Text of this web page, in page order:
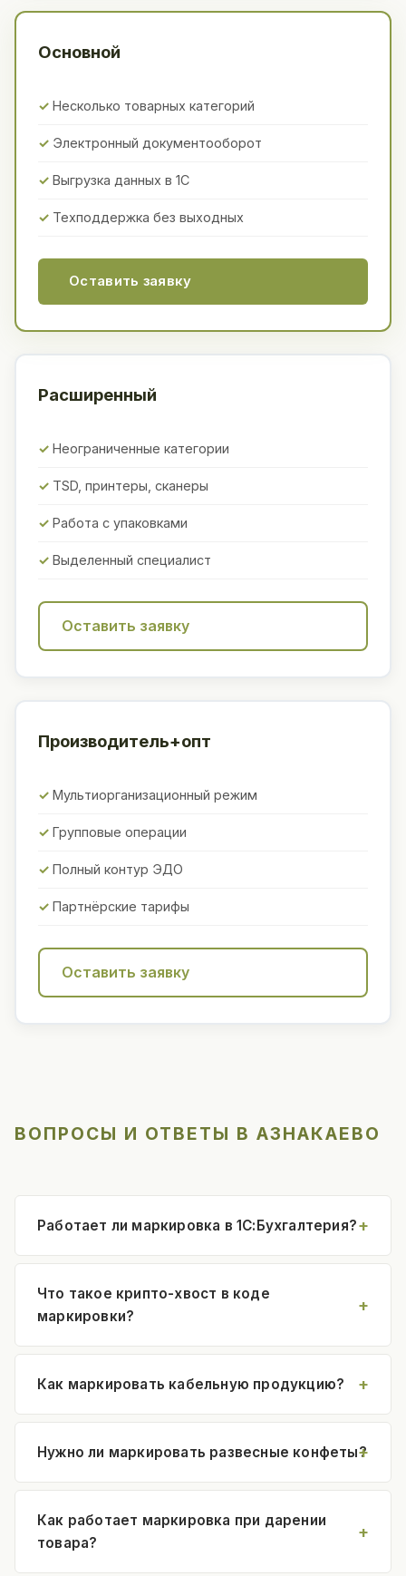
Основной
Несколько товарных категорий
Электронный документооборот
Выгрузка данных в 1С
Техподдержка без выходных
Оставить заявку
Расширенный
Неограниченные категории
TSD, принтеры, сканеры
Работа с упаковками
Выделенный специалист
Оставить заявку
Производитель+опт
Мультиорганизационный режим
Групповые операции
Полный контур ЭДО
Партнёрские тарифы
Оставить заявку
ВОПРОСЫ И ОТВЕТЫ В АЗНАКАЕВО
Работает ли маркировка в 1С:Бухгалтерия?
Что такое крипто-хвост в коде
маркировки?
Как маркировать кабельную продукцию?
Нужно ли маркировать развесные конфеты?
Как работает маркировка при дарении
товара?